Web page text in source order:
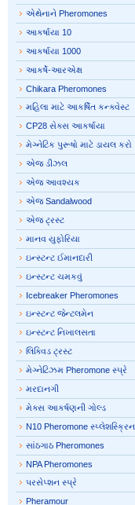
એથેનાને Pheromones
આકર્ષાયા 10
આકર્ષાયા 1000
આકર્ષે-આરએક્ષ
Chikara Pheromones
મહિલા માટે આકર્ષિત કન્ક્વેસ્ટ
CP28 સેક્સ આકર્ષાયા
મેગ્નેટિક પુરૂષો માટે ડાયલ કરો
એજ ડીઝલ
એજ આવશ્યક
એજ Sandalwood
એજ ટ્રસ્ટ
માનવ યુફોરિયા
ઇન્સ્ટન્ટ ઈમાનદારી
ઇન્સ્ટન્ટ ચમકવું
Icebreaker Pheromones
ઇન્સ્ટન્ટ જેન્ટલમેન
ઇન્સ્ટન્ટ નિખાલસતા
લિક્વિડ ટ્રસ્ટ
મેગ્નેટિઝમ Pheromone સ્પ્રે
મરદાનગી
મેક્સ આકર્ષણની ગોલ્ડ
N10 Pheromone સ્પ્લેશસ્ક્રિન
સાંઠગાઠ Pheromones
NPA Pheromones
પરસેપ્શન સ્પ્રે
Pheramour